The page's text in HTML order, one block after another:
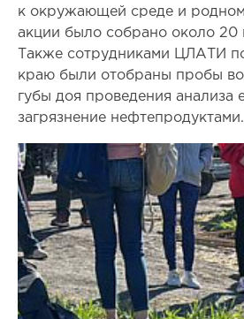
к окружающей среде и
акции было собрано около 20
Также сотрудниками ЦЛАТИ
краю были отобраны пробы
губы доя проведения анализа
загрязнение нефтепродуктами.